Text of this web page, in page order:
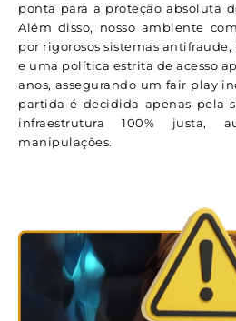
ponta para a proteção absoluta
Além disso, nosso ambiente
por rigorosos sistemas
e uma política estrita de acesso
anos, assegurando um fair play
partida é decidida apenas pela
infraestrutura 100% justa,
manipulações.